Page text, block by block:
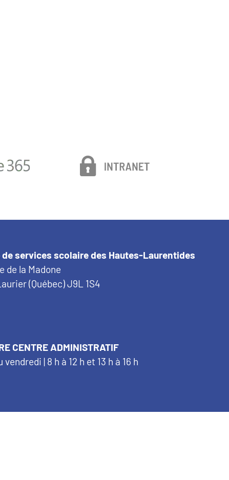
de services scolaire des Hautes-Laurentides
de la Madone
(Québec) J9L 1S4
CENTRE ADMINISTRATIF
vendredi | 8 h à 12 h et 13 h à 16 h